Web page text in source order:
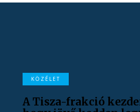
KÖZÉLET
A Tisza-frakció